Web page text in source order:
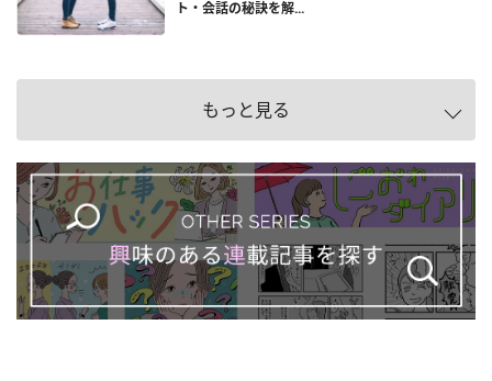
ト・会話の秘訣を解...
もっと見る